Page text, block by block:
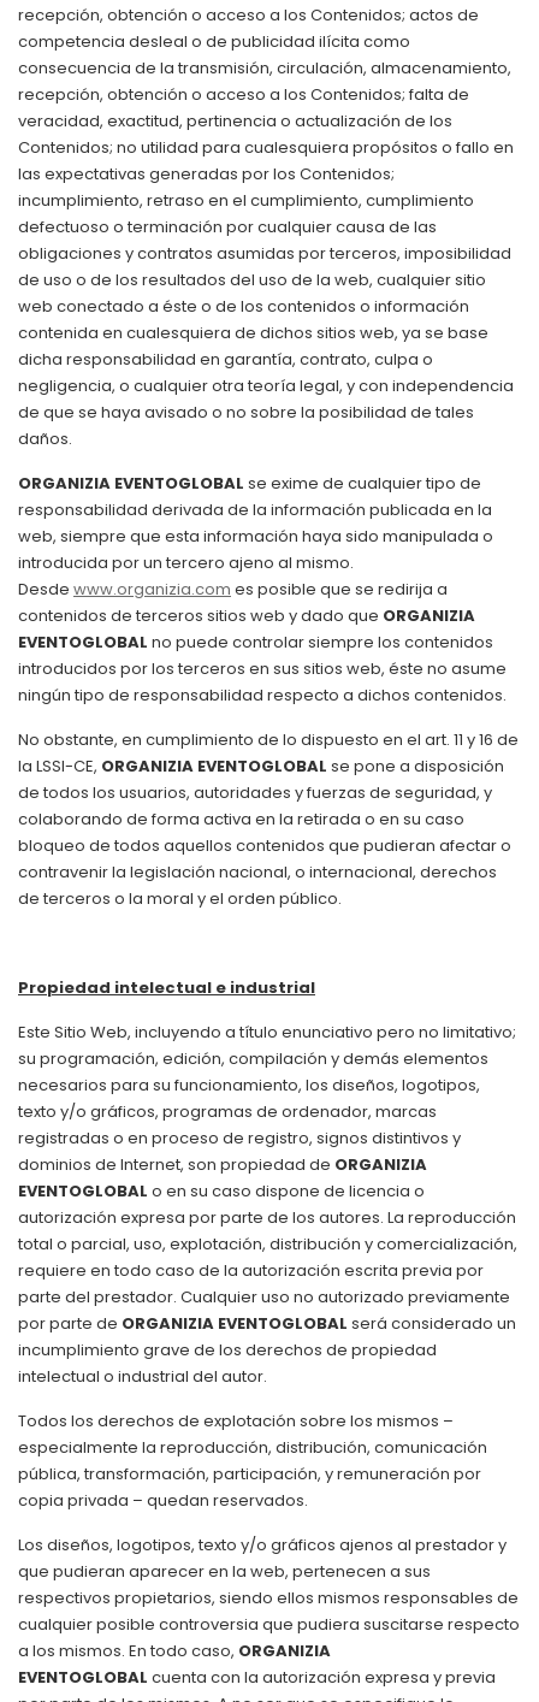
recepción, obtención o acceso a los Contenidos; actos de
competencia desleal o de publicidad ilícita como
consecuencia de la transmisión, circulación, almacenamiento,
recepción, obtención o acceso a los Contenidos; falta de
veracidad, exactitud, pertinencia o actualización de los
Contenidos; no utilidad para cualesquiera propósitos o fallo en
las expectativas generadas por los Contenidos;
incumplimiento, retraso en el cumplimiento, cumplimiento
defectuoso o terminación por cualquier causa de las
obligaciones y contratos asumidas por terceros, imposibilidad
de uso o de los resultados del uso de la web, cualquier sitio
web conectado a éste o de los contenidos o información
contenida en cualesquiera de dichos sitios web, ya se base
dicha responsabilidad en garantía, contrato, culpa o
negligencia, o cualquier otra teoría legal, y con independencia
de que se haya avisado o no sobre la posibilidad de tales
daños.
ORGANIZIA EVENTOGLOBAL se exime de cualquier tipo de
responsabilidad derivada de la información publicada en la
web, siempre que esta información haya sido manipulada o
introducida por un tercero ajeno al mismo.
Desde www.organizia.com es posible que se redirija a
contenidos de terceros sitios web y dado que ORGANIZIA
EVENTOGLOBAL no puede controlar siempre los contenidos
introducidos por los terceros en sus sitios web, éste no asume
ningún tipo de responsabilidad respecto a dichos contenidos.
No obstante, en cumplimiento de lo dispuesto en el art. 11 y 16 de
la LSSI-CE, ORGANIZIA EVENTOGLOBAL se pone a disposición
de todos los usuarios, autoridades y fuerzas de seguridad, y
colaborando de forma activa en la retirada o en su caso
bloqueo de todos aquellos contenidos que pudieran afectar o
contravenir la legislación nacional, o internacional, derechos
de terceros o la moral y el orden público.
Propiedad intelectual e industrial
Este Sitio Web, incluyendo a título enunciativo pero no limitativo;
su programación, edición, compilación y demás elementos
necesarios para su funcionamiento, los diseños, logotipos,
texto y/o gráficos, programas de ordenador, marcas
registradas o en proceso de registro, signos distintivos y
dominios de Internet, son propiedad de ORGANIZIA
EVENTOGLOBAL o en su caso dispone de licencia o
autorización expresa por parte de los autores. La reproducción
total o parcial, uso, explotación, distribución y comercialización,
requiere en todo caso de la autorización escrita previa por
parte del prestador. Cualquier uso no autorizado previamente
por parte de ORGANIZIA EVENTOGLOBAL será considerado un
incumplimiento grave de los derechos de propiedad
intelectual o industrial del autor.
Todos los derechos de explotación sobre los mismos –
especialmente la reproducción, distribución, comunicación
pública, transformación, participación, y remuneración por
copia privada – quedan reservados.
Los diseños, logotipos, texto y/o gráficos ajenos al prestador y
que pudieran aparecer en la web, pertenecen a sus
respectivos propietarios, siendo ellos mismos responsables de
cualquier posible controversia que pudiera suscitarse respecto
a los mismos. En todo caso, ORGANIZIA
EVENTOGLOBAL cuenta con la autorización expresa y previa